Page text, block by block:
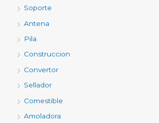
Soporte
Antena
Pila
Construccion
Convertor
Sellador
Comestible
Amoladora